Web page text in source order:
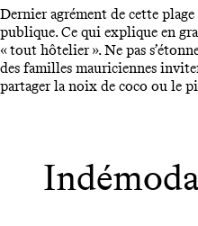
Dernier agrément de cette
publique. Ce qui explique en
« tout hôtelier ». Ne pas
des familles mauriciennes
partager la noix de coco ou le